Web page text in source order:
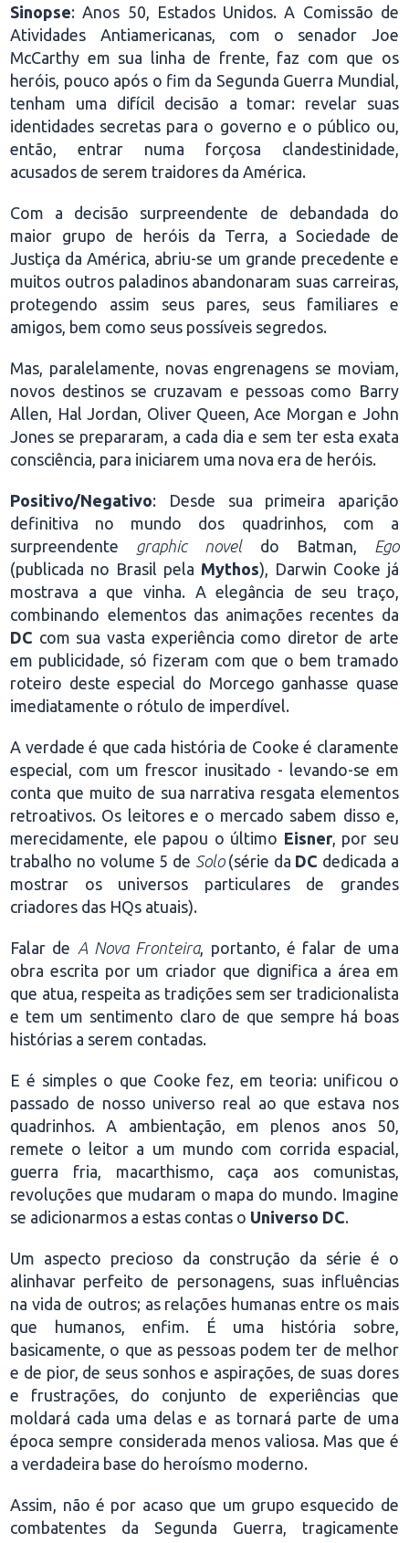
Sinopse: Anos 50, Estados Unidos. A Comissão de
Atividades Antiamericanas, com o senador Joe
McCarthy em sua linha de frente, faz com que os
heróis, pouco após o fim da Segunda Guerra Mundial,
tenham uma difícil decisão a tomar: revelar suas
identidades secretas para o governo e o público ou,
então, entrar numa forçosa clandestinidade,
acusados de serem traidores da América.
Com a decisão surpreendente de debandada do
maior grupo de heróis da Terra, a Sociedade de
Justiça da América, abriu-se um grande precedente e
muitos outros paladinos abandonaram suas carreiras,
protegendo assim seus pares, seus familiares e
amigos, bem como seus possíveis segredos.
Mas, paralelamente, novas engrenagens se moviam,
novos destinos se cruzavam e pessoas como Barry
Allen, Hal Jordan, Oliver Queen, Ace Morgan e John
Jones se prepararam, a cada dia e sem ter esta exata
consciência, para iniciarem uma nova era de heróis.
Positivo/Negativo: Desde sua primeira aparição
definitiva no mundo dos quadrinhos, com a
surpreendente graphic noveldo Batman, Ego
(publicada no Brasil pela Mythos), Darwin Cooke já
mostrava a que vinha. A elegância de seu traço,
combinando elementos das animações recentes da
DC com sua vasta experiência como diretor de arte
em publicidade, só fizeram com que o bem tramado
roteiro deste especial do Morcego ganhasse quase
imediatamente o rótulo de imperdível.
A verdade é que cada história de Cooke é claramente
especial, com um frescor inusitado - levando-se em
conta que muito de sua narrativa resgata elementos
retroativos. Os leitores e o mercado sabem disso e,
merecidamente, ele papou o último Eisner, por seu
trabalho no volume 5 de Solo(série da DC dedicada a
mostrar os universos particulares de grandes
criadores das HQs atuais).
Falar de A Nova Fronteira, portanto, é falar de uma
obra escrita por um criador que dignifica a área em
que atua, respeita as tradições sem ser tradicionalista
e tem um sentimento claro de que sempre há boas
histórias a serem contadas.
E é simples o que Cooke fez, em teoria: unificou o
passado de nosso universo real ao que estava nos
quadrinhos. A ambientação, em plenos anos 50,
remete o leitor a um mundo com corrida espacial,
guerra fria, macarthismo, caça aos comunistas,
revoluções que mudaram o mapa do mundo. Imagine
se adicionarmos a estas contas o Universo DC.
Um aspecto precioso da construção da série é o
alinhavar perfeito de personagens, suas influências
na vida de outros; as relações humanas entre os mais
que humanos, enfim. É uma história sobre,
basicamente, o que as pessoas podem ter de melhor
e de pior, de seus sonhos e aspirações, de suas dores
e frustrações, do conjunto de experiências que
moldará cada uma delas e as tornará parte de uma
época sempre considerada menos valiosa. Mas que é
a verdadeira base do heroísmo moderno.
Assim, não é por acaso que um grupo esquecido de
combatentes da Segunda Guerra, tragicamente